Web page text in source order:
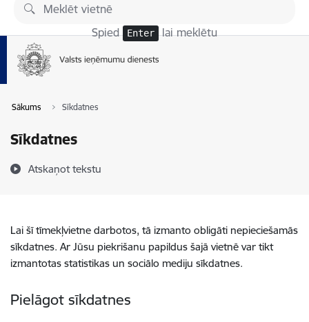
Pāriet uz lapas saturu
Spied Enter lai meklētu
Sākums Sīkdatnes
Sīkdatnes
Atskaņot tekstu
Lai šī tīmekļvietne darbotos, tā izmanto obligāti nepieciešamās
sīkdatnes. Ar Jūsu piekrišanu papildus šajā vietnē var tikt
izmantotas statistikas un sociālo mediju sīkdatnes.
Pielāgot sīkdatnes